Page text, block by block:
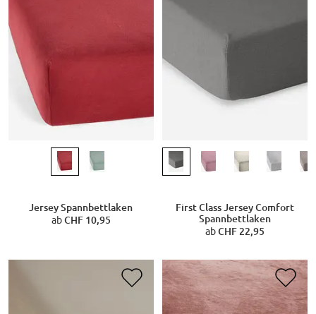
Jersey Spannbettlaken
abCHF 10,95
First Class Jersey Comfort
Spannbettlaken
abCHF 22,95